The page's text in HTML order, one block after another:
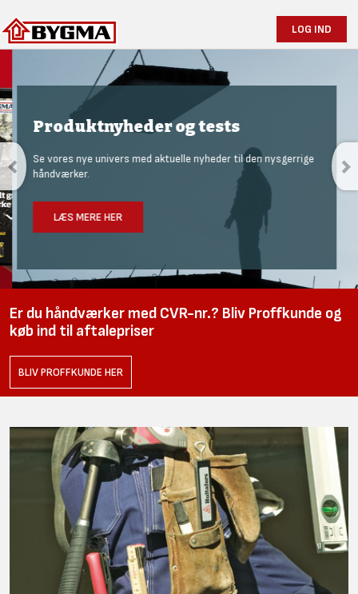
LOG IND
Produktnyheder og tests
Se vores nye univers med aktuelle nyheder til den nysgerrige
håndværker.
LÆS MERE HER
Er du håndværker med CVR-nr.? Bliv Proffkunde og
køb ind til aftalepriser
BLIV PROFFKUNDE HER